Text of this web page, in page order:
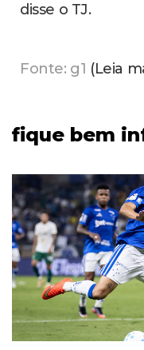
disse o TJ.
Fonte: g1 (Leia
fique bem